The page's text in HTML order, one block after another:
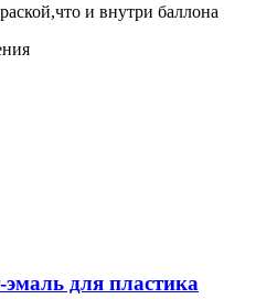
и внутри баллона
для пластика